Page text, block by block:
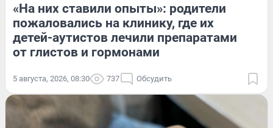
«На них ставили опыты»: родители
пожаловались на клинику, где их
детей-аутистов лечили препаратами
от глистов и гормонами
5 августа, 2026, 08:30 737 Обсудить